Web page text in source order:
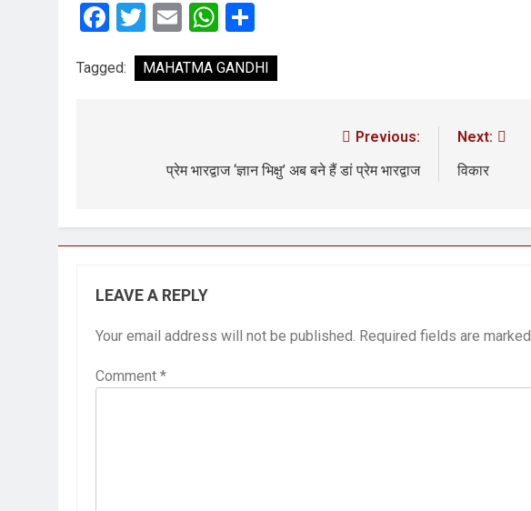
4 Days Ago
Facebook
TwitterEmailWhatsApp
Tagged: MAHATMA GANDHI
Previous:
प्रेम भारद्वाज ‘ज्ञान भिक्षु’ अब बने हैं डां प्रेम भारद्वाज
Next:
विकार
LEAVE A REPLY
Your email address will not be published. Required fields are marked
Comment *